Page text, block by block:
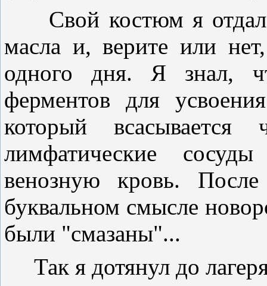
Свой костюм я отдал
масла и, верите или
одного дня. Я знал,
ферментов для
который
лимфатические
венозную кровь.
буквальном смысле
были "смазаны"...
Так я дотянул до